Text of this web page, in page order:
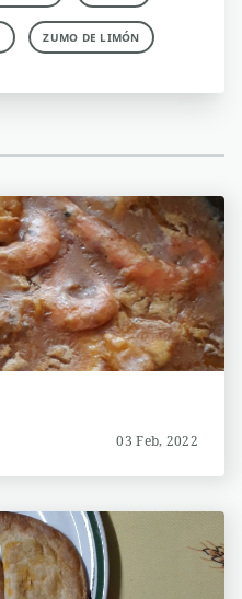
ZUMO DE LIMÓN
03 Feb, 2022